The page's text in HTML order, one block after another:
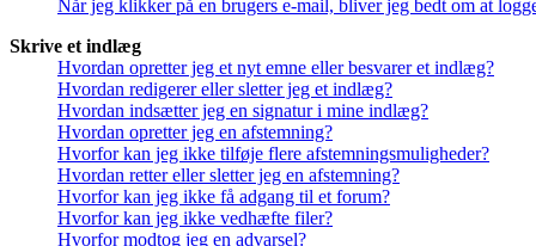
Når jeg klikker på en brugers e-mail, bliver jeg bedt om at
Skrive et indlæg
Hvordan opretter jeg et nyt emne eller besvarer et indlæg?
Hvordan redigerer eller sletter jeg et indlæg?
Hvordan indsætter jeg en signatur i mine indlæg?
Hvordan opretter jeg en afstemning?
Hvorfor kan jeg ikke tilføje flere afstemningsmuligheder?
Hvordan retter eller sletter jeg en afstemning?
Hvorfor kan jeg ikke få adgang til et forum?
Hvorfor kan jeg ikke vedhæfte filer?
Hvorfor modtog jeg en advarsel?